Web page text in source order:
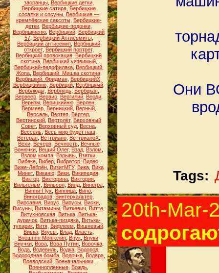
засранцы, Вербицкие детки,
Вербицкие сатира Вербицкие
сосалки и сосуны, Вербицкие —
кремлёвские сексоты, Вербицкие-
детки Вербицкие-подонки
Вербицкиеню Вербицкий Вербицкий
57, Вербицкий Антисемиты,
Вербицкий антисемит, Вербицкий
откроет, Вербицкий портрет,
Вербицкий провокация Вербицкий
скотина, Вербицкий уязвимый,
Вербицкий-педофиляка, Вербицкий.
Жопа, Вербицкий. Мишка скотина,
Вербицкий. Фридман ВербицкийХ
Вербицкийню, Вербицкй, Вербицкмй,
Верблюды, Верблядь, Вербцкая,
Вервеер, Вервир, Вергилий, Верди,
Веризм
Верицкийню Верлен
Вермеер, Верницкий, Верный,
Версаль Вертеп Вертер
Вертинский Вертолёт, Верховный
Совет, Верховный суд Весна
Вессель Весь мир будет наш
Ветеран Веттриано ВеттрианоХ
Вехи, Вечеря, Вечность, Вечные
Вонючки Вещий Олег, Взад Взлом
Взлом компа, Взрывы, Взятки,
Вибеке, Вибер, Вибратор, Видео,
Виже-Лебрён, ВизитМГУ, Вика, Вика
Минет, Виканю Вики Википедия
Виктор Викторина Виктория
Вильгельм
Вильсон, Винд, Винегра,
Винни-Пух
Винница Вино
Виноградов Винтерхальтер
Вирсавия Вирус Вирусы Виски
Висуны Витамины Виткевич Витте
Витухновская, Витька, Витька-
дурачок, Витька-пиздяка, Витька-
тупарик, Витя, Вифлеем Вишневый,
Виька Вкусы Влад Власть
Внешняя Монголия, Внук, Внуки,
Внучки, Вова, Вова Путин, Вовочка,
Вода Водевиль Водка Водород
Водородная бомба Водочка Водяра
Воеводский, Военачальники,
Военнопленные Вождь
Они
Tags:
20th-Mar-